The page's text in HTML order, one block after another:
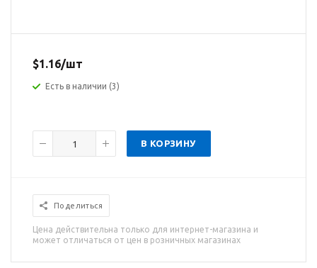
$1.16/шт
Есть в наличии (3)
В КОРЗИНУ
Поделиться
Цена действительна только для интернет-магазина и
может отличаться от цен в розничных магазинах